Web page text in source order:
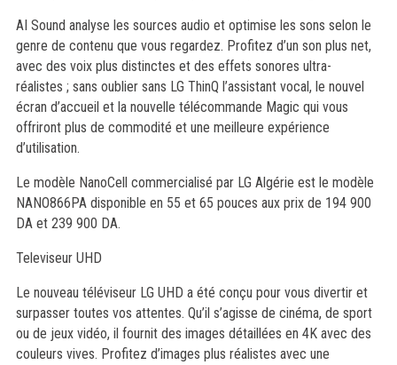
AI Sound analyse les sources audio et optimise les sons selon le
genre de contenu que vous regardez. Profitez d’un son plus net,
avec des voix plus distinctes et des effets sonores ultra-
réalistes ; sans oublier sans LG ThinQ l’assistant vocal, le nouvel
écran d’accueil et la nouvelle télécommande Magic qui vous
offriront plus de commodité et une meilleure expérience
d’utilisation.
Le modèle NanoCell commercialisé par LG Algérie est le modèle
NANO866PA disponible en 55 et 65 pouces aux prix de 194 900
DA et 239 900 DA.
Televiseur UHD
Le nouveau téléviseur LG UHD a été conçu pour vous divertir et
surpasser toutes vos attentes. Qu’il s’agisse de cinéma, de sport
ou de jeux vidéo, il fournit des images détaillées en 4K avec des
couleurs vives. Profitez d’images plus réalistes avec une